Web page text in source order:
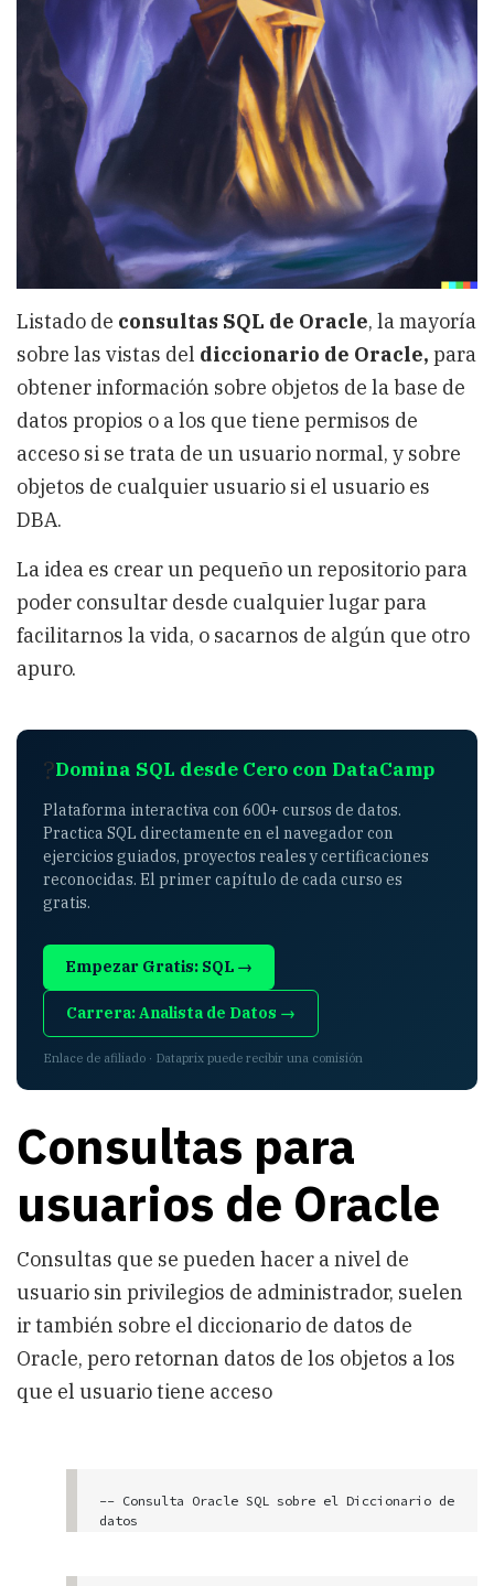
Listado de consultas SQL de Oracle, la mayoría
sobre las vistas del diccionario de Oracle, para
obtener información sobre objetos de la base de
datos propios o a los que tiene permisos de
acceso si se trata de un usuario normal, y sobre
objetos de cualquier usuario si el usuario es
DBA.
La idea es crear un pequeño un repositorio para
poder consultar desde cualquier lugar para
facilitarnos la vida, o sacarnos de algún que otro
apuro.
?Domina SQL desde Cero con DataCamp
Plataforma interactiva con 600+ cursos de datos.
Practica SQL directamente en el navegador con
ejercicios guiados, proyectos reales y certificaciones
reconocidas. El primer capítulo de cada curso es
gratis.
Empezar Gratis: SQL →
Carrera: Analista de Datos →
Enlace de afiliado · Dataprix puede recibir una comisión
Consultas para
usuarios de Oracle
Consultas que se pueden hacer a nivel de
usuario sin privilegios de administrador, suelen
ir también sobre el diccionario de datos de
Oracle, pero retornan datos de los objetos a los
que el usuario tiene acceso
-- Consulta Oracle SQL sobre el Diccionario de
datos